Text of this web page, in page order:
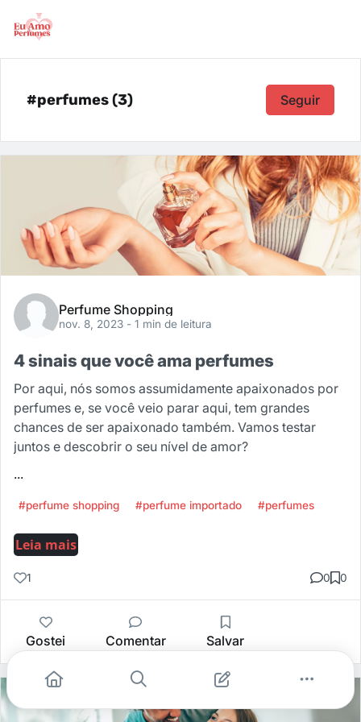
#perfumes (3) Seguir
Perfume Shopping
nov. 8, 2023 - 1 min de leitura
4 sinais que você ama perfumes
Por aqui, nós somos assumidamente apaixonados por
perfumes e, se você veio parar aqui, tem grandes
chances de ser apaixonado também. Vamos testar
juntos e descobrir o seu nível de amor?
...
#perfume shopping #perfume importado #perfumes
Leia mais
1 0 0
Gostei Comentar Salvar